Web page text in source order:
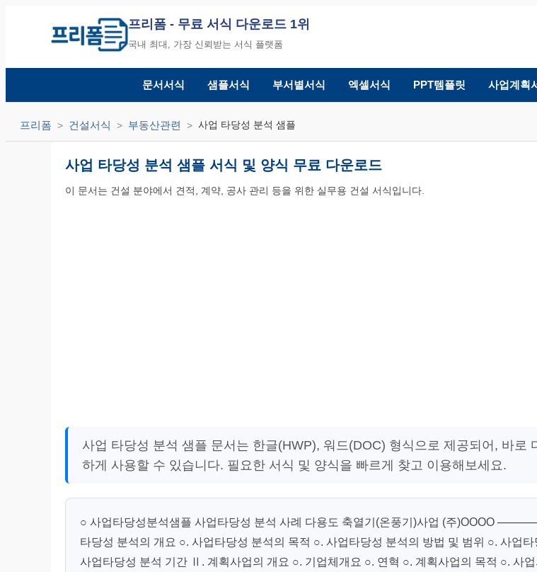
프리폼 - 무료 서식 다운로드 1위
국내 최대, 가장 신뢰받는 서식 플랫폼
문서서식 샘플서식 부서별서식 엑셀서식 PPT템플릿 사업계획
프리폼 건설서식 부동산관련 사업 타당성 분석 샘플
사업 타당성 분석 샘플 서식 및 양식 무료 다운로드
이 문서는 건설 분야에서 견적, 계약, 공사 관리 등을 위한 실무용 건설 서식입니다.
사업 타당성 분석 샘플 문서는 한글(HWP), 워드(DOC) 형식으로 제공되어, 바로
하게 사용할 수 있습니다. 필요한 서식 및 양식을 빠르게 찾고 이용해보세요.
○ 사업타당성분석샘플 사업타당성 분석 사례 다용도 축열기(온풍기)사업 (주)OOOO
타당성 분석의 개요 ○. 사업타당성 분석의 목적 ○. 사업타당성 분석의 방법 및 범위 ○. 사업
사업타당성 분석 기간 Ⅱ. 계획사업의 개요 ○. 기업체개요 ○. 연혁 ○. 계획사업의 목적 ○. 사업